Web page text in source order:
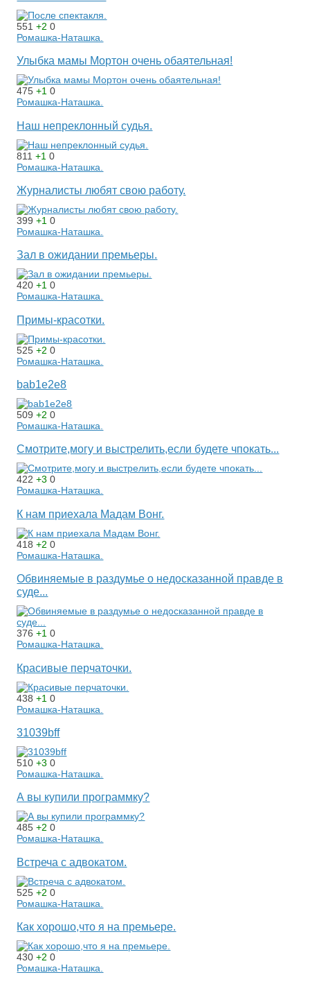
551+20
Ромашка-Наташка.
Улыбка мамы Мортон очень обаятельная!
475+10
Ромашка-Наташка.
Наш непреклонный судья.
811+10
Ромашка-Наташка.
Журналисты любят свою работу.
399+10
Ромашка-Наташка.
Зал в ожидании премьеры.
420+10
Ромашка-Наташка.
Примы-красотки.
525+20
Ромашка-Наташка.
bab1e2e8
509+20
Ромашка-Наташка.
Смотрите,могу и выстрелить,если будете чпокать...
422+30
Ромашка-Наташка.
К нам приехала Мадам Вонг.
418+20
Ромашка-Наташка.
Обвиняемые в раздумье о недосказанной правде в
суде...
376+10
Ромашка-Наташка.
Красивые перчаточки.
438+10
Ромашка-Наташка.
31039bff
510+30
Ромашка-Наташка.
А вы купили программку?
485+20
Ромашка-Наташка.
Встреча с адвокатом.
525+20
Ромашка-Наташка.
Как хорошо,что я на премьере.
430+20
Ромашка-Наташка.